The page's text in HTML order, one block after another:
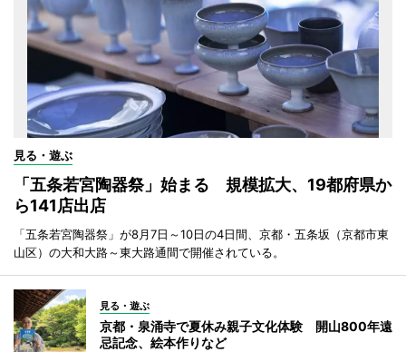
見る・遊ぶ
「五条若宮陶器祭」始まる 規模拡大、19都府県か
ら141店出店
「五条若宮陶器祭」が8月7日～10日の4日間、京都・五条坂（京都市東
山区）の大和大路～東大路通間で開催されている。
見る・遊ぶ
京都・泉涌寺で夏休み親子文化体験 開山800年遠
忌記念、絵本作りなど